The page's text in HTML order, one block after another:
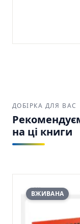
ДОБІРКА ДЛЯ ВАС
на ці книги
ВЖИВАНА